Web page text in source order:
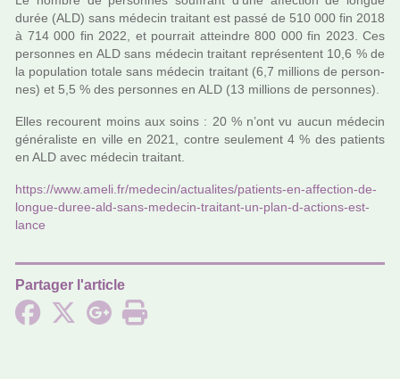
durée (ALD) sans méde­cin trai­tant est passé de 510 000 fin 2018
à 714 000 fin 2022, et pour­rait attein­dre 800 000 fin 2023. Ces
per­son­nes en ALD sans méde­cin trai­tant repré­sen­tent 10,6 % de
la popu­la­tion totale sans méde­cin trai­tant (6,7 mil­lions de per­son­
nes) et 5,5 % des per­son­nes en ALD (13 mil­lions de per­son­nes).
Elles recou­rent moins aux soins : 20 % n’ont vu aucun méde­cin
géné­ra­liste en ville en 2021, contre seu­le­ment 4 % des patients
en ALD avec méde­cin trai­tant.
https://www.ameli.fr/mede­cin/actua­li­tes/patients-en-affec­tion-de-
longue-duree-ald-sans-mede­cin-trai­tant-un-plan-d-actions-est-
lance
Partager l'article